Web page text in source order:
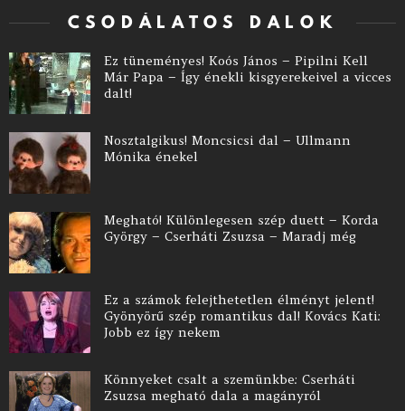
CSODÁLATOS DALOK
Ez tüneményes! Koós János – Pipilni Kell
Már Papa – Így énekli kisgyerekeivel a vicces
dalt!
Nosztalgikus! Moncsicsi dal – Ullmann
Mónika énekel
Megható! Különlegesen szép duett – Korda
György – Cserháti Zsuzsa – Maradj még
Ez a számok felejthetetlen élményt jelent!
Gyönyörű szép romantikus dal! Kovács Kati:
Jobb ez így nekem
Könnyeket csalt a szemünkbe: Cserháti
Zsuzsa megható dala a magányról